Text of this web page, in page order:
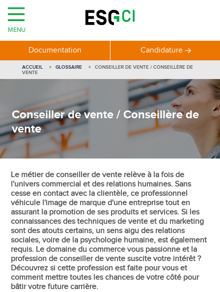
Conseiller de vente / Conseillère de
vente
ACCUEIL GLOSSAIRE
CONSEILLER DE VENTE / CONSEILLÈRE DE
VENTE
Le métier de conseiller de vente relève à la fois de
l'univers commercial et des relations humaines. Sans
cesse en contact avec la clientèle, ce professionnel
véhicule l'image de marque d'une entreprise tout en
assurant la promotion de ses produits et services. Si les
connaissances des techniques de vente et du marketing
sont des atouts certains, un sens aigu des relations
sociales, voire de la psychologie humaine, est également
requis. Le domaine du commerce vous passionne et la
profession de conseiller de vente suscite votre intérêt ?
Découvrez si cette profession est faite pour vous et
comment mettre toutes les chances de votre côté pour
bâtir votre future carrière.
MENU
Documentation Candidature